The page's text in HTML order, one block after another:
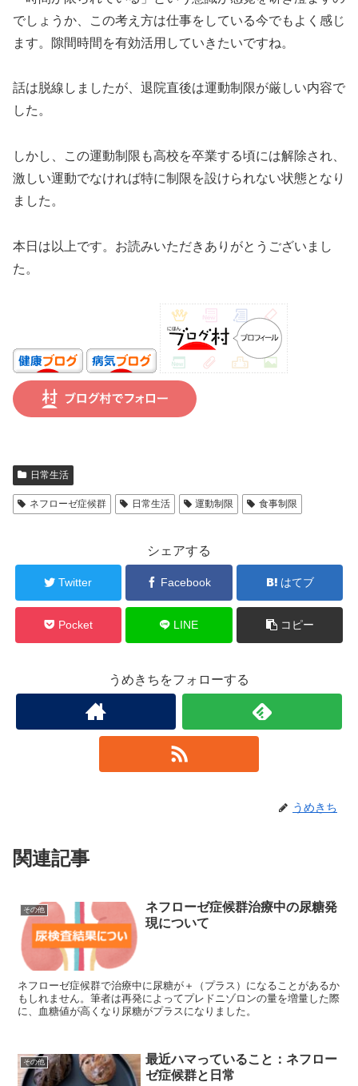
でしょうか、この考え方は仕事をしている今でもよく感じ
ます。隙間時間を有効活用していきたいですね。
話は脱線しましたが、退院直後は運動制限が厳しい内容で
した。
しかし、この運動制限も高校を卒業する頃には解除され、
激しい運動でなければ特に制限を設けられない状態となり
ました。
本日は以上です。お読みいただきありがとうございまし
た。
日常生活
ネフローゼ症候群 日常生活 運動制限 食事制限
シェアする
Twitter Facebook はてブ
Pocket LINE コピー
うめきちをフォローする
うめきち
関連記事
その他
ネフローゼ症候群治療中の尿糖発
現について
ネフローゼ症候群で治療中に尿糖が＋（プラス）になることがあるか
もしれません。筆者は再発によってプレドニゾロンの量を増量した際
に、血糖値が高くなり尿糖がプラスになりました。
その他
最近ハマっていること：ネフロー
ゼ症候群と日常